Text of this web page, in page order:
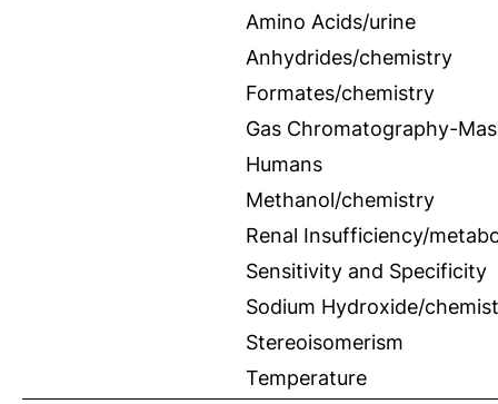
Amino Acids/urine
Anhydrides/chemistry
Formates/chemistry
Gas Chromatography-
Humans
Methanol/chemistry
Renal Insufficiency/
Sensitivity and Specificity
Sodium Hydroxide/
Stereoisomerism
Temperature